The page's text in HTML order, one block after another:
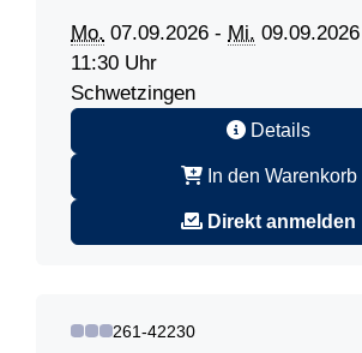
Mo. 07.09.2026 - Mi.
11:30 Uhr
Schwetzingen
Details
In den Warenkorb
Direkt anmelden
261-42230